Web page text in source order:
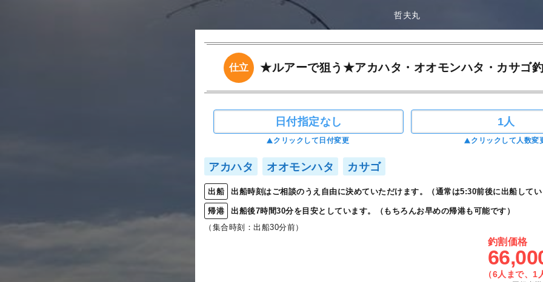
哲夫丸
仕立 ★ルアーで狙う★アカハタ・オオモンハタ・カサゴ
日付指定なし
クリックして日付変更
1人
クリックして人数変
アカハタ オオモンハタ カサゴ
出船 出船時刻はご相談のうえ自由に決めていただけます。（通常は5:30前後に出船してい
帰港
出船後7時間30分を目安としています。（もちろんお早めの帰港も可能です）
（集合時刻：出船30分前）
釣割価格
（6人まで、1